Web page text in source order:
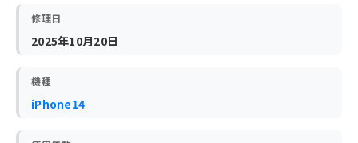
修理日
2025年10月20日
機種
iPhone14